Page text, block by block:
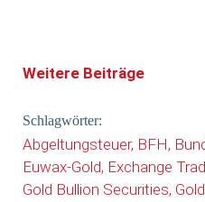
Weitere Beiträge
Schlagwörter:
Abgeltungsteuer BFH
Euwax-Gold Exchange
Gold Bullion Securities